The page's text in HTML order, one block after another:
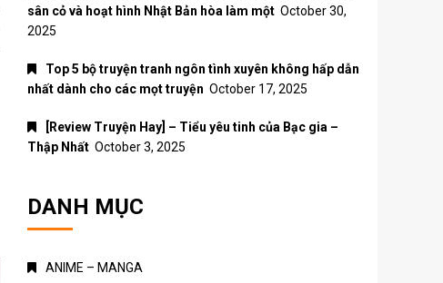
sân cỏ và hoạt hình Nhật Bản hòa làm một October 30,
2025
Top 5 bộ truyện tranh ngôn tình xuyên không hấp dẫn
nhất dành cho các mọt truyện October 17, 2025
[Review Truyện Hay] – Tiểu yêu tinh của Bạc gia –
Thập Nhất October 3, 2025
DANH MỤC
ANIME – MANGA